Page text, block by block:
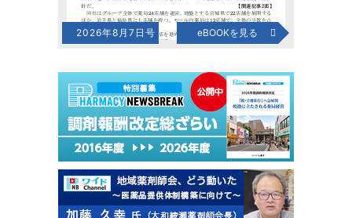
2026年8月7日号 eBOOKを見る